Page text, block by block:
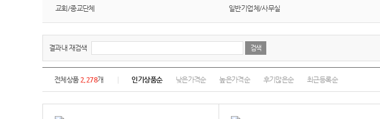
교회/종교단체
일반기업체/사무실
결과내 재검색
전체상품 2,278개 인기상품순 낮은가격순 높은가격순 후기많은순 최근등록순